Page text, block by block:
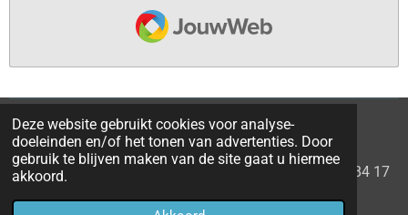
Deze website gebruikt cookies voor analyse-
doeleinden en/of het tonen van advertenties. Door
gebruik te blijven maken van de site gaat u hiermee
akkoord.
JouwWeb
KvK nummer: 90734696
Btw nummer: NL004838521B79
Rekeningnummer: NL17 KNAB 0614 9984 17